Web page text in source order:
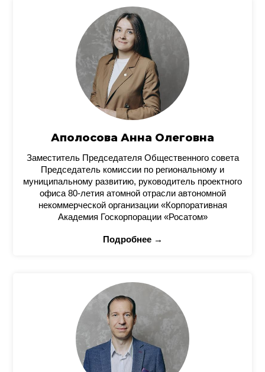
Аполосова Анна Олеговна
Заместитель Председателя Общественного совета
Председатель комиссии по региональному и
муниципальному развитию, руководитель проектного
офиса 80-летия атомной отрасли автономной
некоммерческой организации «Корпоративная
Академия Госкорпорации «Росатом»
Подробнее →